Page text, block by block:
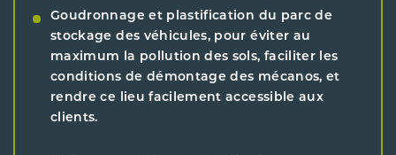
Goudronnage et plastification du parc de
stockage des véhicules, pour éviter au
maximum la pollution des sols, faciliter les
conditions de démontage des mécanos, et
rendre ce lieu facilement accessible aux
clients.